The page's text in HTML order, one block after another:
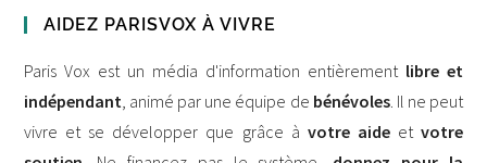
AIDEZ PARISVOX À VIVRE
Paris Vox est un média d'information entièrement libre et
indépendant, animé par une équipe de bénévoles. Il ne peut
vivre et se développer que grâce à votre aideet votre